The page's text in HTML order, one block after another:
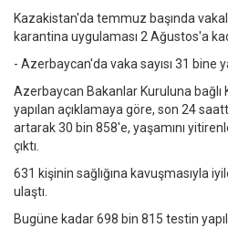
Kazakistan'da temmuz başında
karantina uygulaması 2 Ağustos'a
- Azerbaycan'da vaka sayısı 31 bine
Azerbaycan Bakanlar Kuruluna bağlı
yapılan açıklamaya göre, son 24
artarak 30 bin 858'e, yaşamını
çıktı.
631 kişinin sağlığına kavuşmasıyla
ulaştı.
Bugüne kadar 698 bin 815 testin